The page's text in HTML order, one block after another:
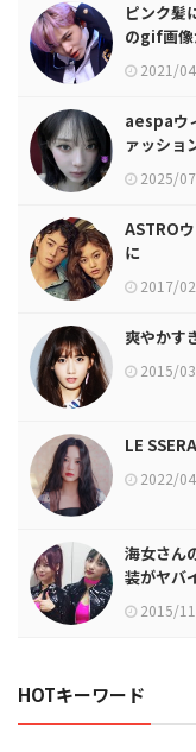
ピンク髪
のgif画像
2021/
aespaウ
ァッショ
2025/
ASTRO
に
2017/
爽やかす
2015/
LE
2022/
海女さん
装がヤバ
2015/
HOTキーワード